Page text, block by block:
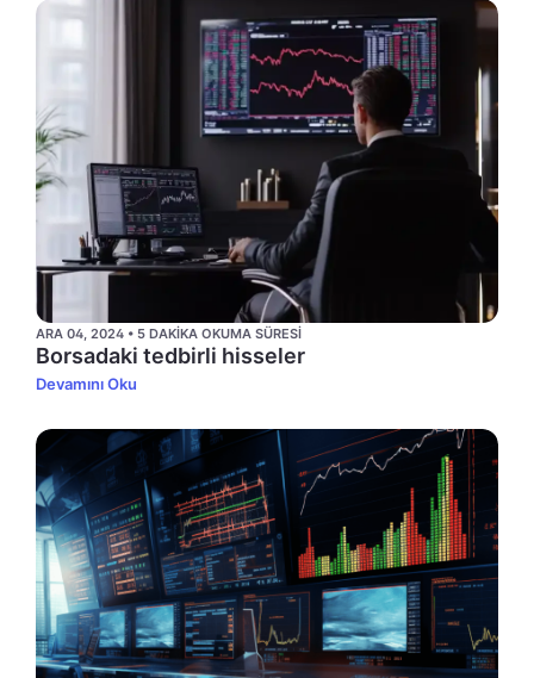
ARA 04, 2024 • 5 DAKIKA OKUMA SÜRESI
Borsadaki tedbirli hisseler
Devamını Oku